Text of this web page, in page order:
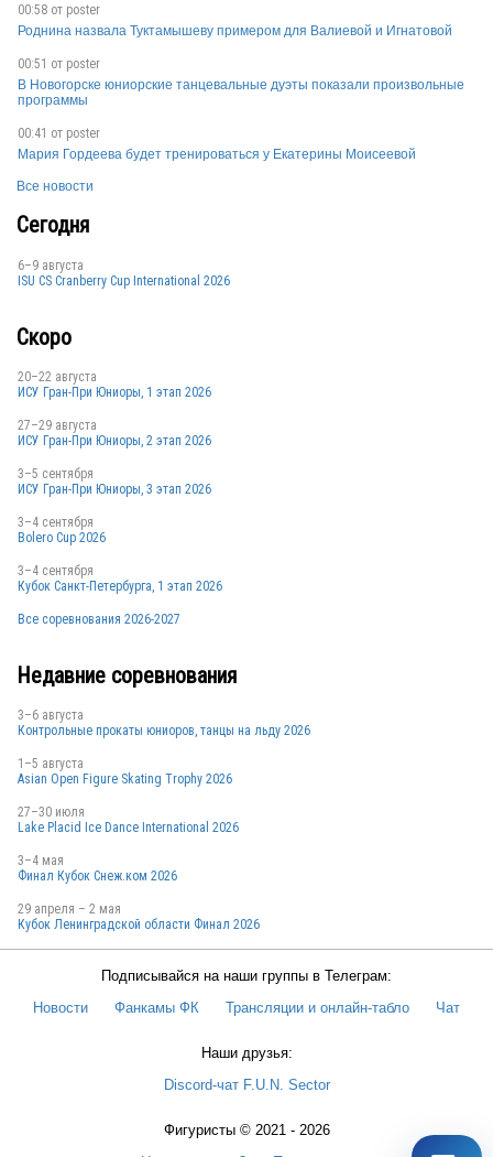
RUS
RUS
RUS
RUS
RUS
00:58 от poster
Роднина назвала Туктамышеву примером для Валиевой и Игнатовой
00:51 от poster
В Новогорске юниорские танцевальные дуэты показали произвольные
программы
00:41 от poster
Мария Гордеева будет тренироваться у Екатерины Моисеевой
Все новости
Сегодня
6–9 августа
ISU CS Cranberry Cup International 2026
Скоро
20–22 августа
ИСУ Гран-При Юниоры, 1 этап 2026
27–29 августа
ИСУ Гран-При Юниоры, 2 этап 2026
3–5 сентября
ИСУ Гран-При Юниоры, 3 этап 2026
3–4 сентября
Bolero Cup 2026
3–4 сентября
Кубок Санкт-Петербурга, 1 этап 2026
Все соревнования 2026-2027
Недавние соревнования
3–6 августа
Контрольные прокаты юниоров, танцы на льду 2026
1–5 августа
Asian Open Figure Skating Trophy 2026
27–30 июля
Lake Placid Ice Dance International 2026
3–4 мая
Финал Кубок Снеж.ком 2026
29 апреля – 2 мая
Кубок Ленинградской области Финал 2026
Подписывайся на наши группы в Телеграм:
Новости
Фанкамы ФК Трансляции и онлайн-табло Чат
Наши друзья:
Discord-чат F.U.N. Sector
Фигуристы © 2021 - 2026